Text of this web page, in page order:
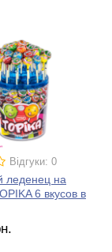
Відгуки: 0
леденец на
6 вкусов в